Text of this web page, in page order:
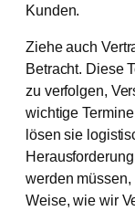
Kunden.
Ziehe auch
Betracht. Diese
zu verfolgen,
wichtige
lösen sie
werden müssen,
Weise, wie wir